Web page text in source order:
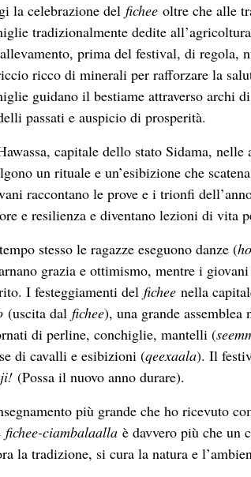
la celebrazione del fichee oltre che alle
tradizionalmente dedite
prima del festival, di regola,
ricco di minerali per rafforzare la
guidano il bestiame attraverso archi
passati e auspicio di prosperità.
capitale dello stato Sidama,
un rituale e un’esibizione che
raccontano le prove e i trionfi
e resilienza e diventano lezioni di vita
stesso le ragazze eseguono danze (
grazia e ottimismo, mentre i
I ​​festeggiamenti del fichee nella
(uscita dal fichee), una grande assemblea
di perline, conchiglie, mantelli (
di cavalli e esibizioni (qeexaala). Il
(Possa il nuovo anno durare).
più grande che ho ricevuto
fichee-ciambalaalla è davvero più che un
la tradizione, si cura la natura e